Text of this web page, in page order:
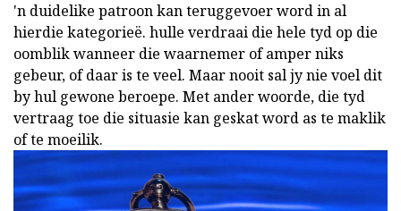
'n duidelike patroon kan teruggevoer word in al
hierdie kategorieë. hulle verdraai die hele tyd op die
oomblik wanneer die waarnemer of amper niks
gebeur, of daar is te veel. Maar nooit sal jy nie voel dit
by hul gewone beroepe. Met ander woorde, die tyd
vertraag toe die situasie kan geskat word as te maklik
of te moeilik.